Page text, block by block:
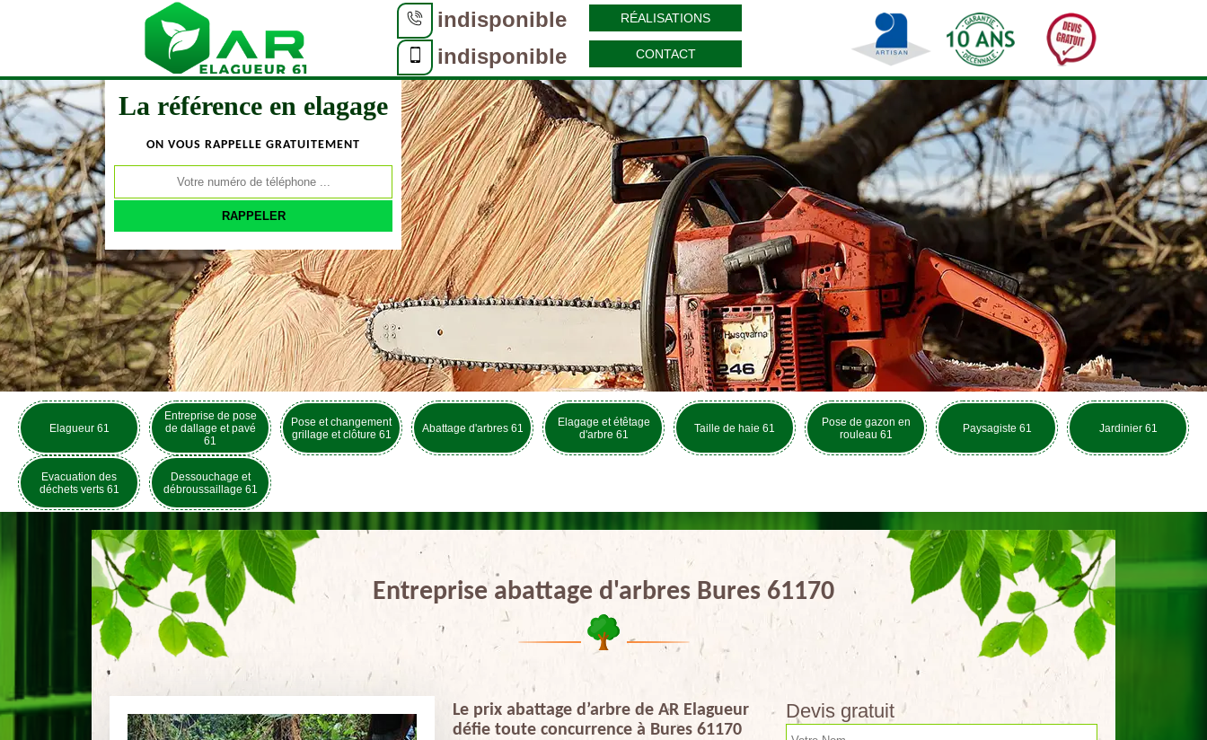
indisponible
indisponible
RÉALISATIONS
CONTACT
La référence en elagage
ON VOUS RAPPELLE GRATUITEMENT
Elagueur 61
Entreprise de pose
de dallage et pavé
61
Pose et changement
grillage et clôture 61
Abattage d'arbres 61
Elagage et étêtage
d'arbre 61
Taille de haie 61
Pose de gazon en
rouleau 61
Paysagiste 61 Jardinier 61
Evacuation des
déchets verts 61
Dessouchage et
débroussaillage 61
Entreprise abattage d'arbres Bures 61170
Le prix abattage d’arbre de AR Elagueur
défie toute concurrence à Bures 61170
Devis gratuit